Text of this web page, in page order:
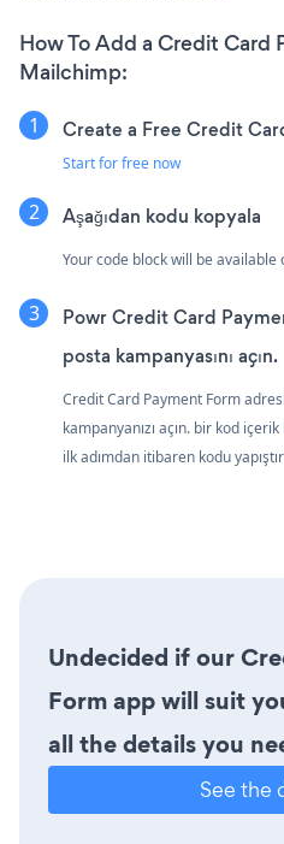
How To Add a Credit Card
Mailchimp:
Create a Free Credit
Start for free now
Aşağıdan kodu kopyala
Your code block will be
Powr Credit Card
posta kampanyasını açın.
Credit Card Payment Form
kampanyanızı açın. bir kod
ilk adımdan itibaren kodu
Undecided if our
Form app will suit
all the details you
See the